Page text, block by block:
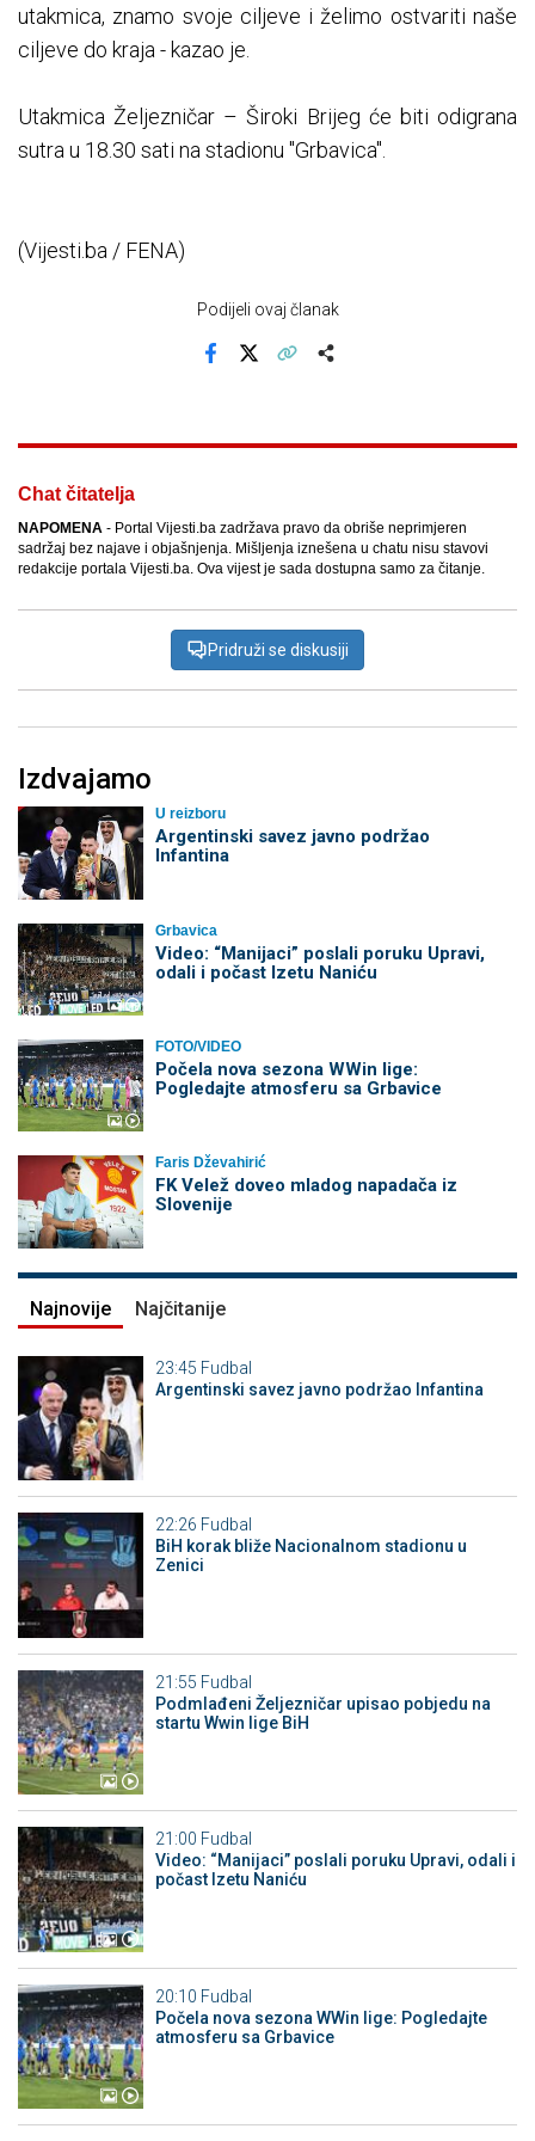
utakmica, znamo svoje ciljeve i želimo ostvariti naše
ciljeve do kraja - kazao je.
Utakmica Željezničar – Široki Brijeg će biti odigrana
sutra u 18.30 sati na stadionu "Grbavica".
(Vijesti.ba / FENA)
Podijeli ovaj članak
Chat čitatelja
NAPOMENA - Portal Vijesti.ba zadržava pravo da obriše neprimjeren
sadržaj bez najave i objašnjenja. Mišljenja iznešena u chatu nisu stavovi
redakcije portala Vijesti.ba. Ova vijest je sada dostupna samo za čitanje.
Pridruži se diskusiji
Izdvajamo
U reizboru
Argentinski savez javno podržao
Infantina
Grbavica
Video: “Manijaci” poslali poruku Upravi,
odali i počast Izetu Naniću
FOTO/VIDEO
Počela nova sezona WWin lige:
Pogledajte atmosferu sa Grbavice
Faris Dževahirić
FK Velež doveo mladog napadača iz
Slovenije
Najnovije Najčitanije
23:45 Fudbal
Argentinski savez javno podržao Infantina
22:26 Fudbal
BiH korak bliže Nacionalnom stadionu u
Zenici
21:55 Fudbal
Podmlađeni Željezničar upisao pobjedu na
startu Wwin lige BiH
21:00 Fudbal
Video: “Manijaci” poslali poruku Upravi, odali i
počast Izetu Naniću
20:10 Fudbal
Počela nova sezona WWin lige: Pogledajte
atmosferu sa Grbavice